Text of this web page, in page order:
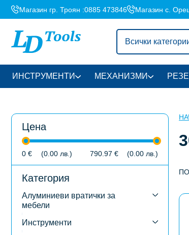
Магазин гр. Троян :0885 473846 Магазин с.
Всички
ИНСТРУМЕНТИ МЕХАНИЗМИ
Цена
0 € (0.00 лв. ) 790.97 € (0.00 лв. )
Категория
Алуминиеви вратички за
мебели
Инструменти